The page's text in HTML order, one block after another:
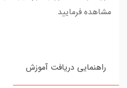
مشاهده فرمایید
راهنمایی دریافت آموزش